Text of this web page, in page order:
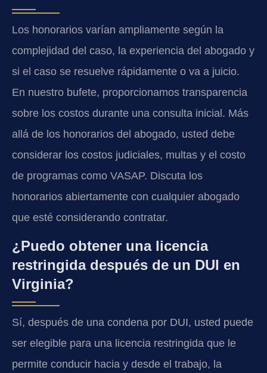
Los honorarios varían ampliamente según la
complejidad del caso, la experiencia del abogado y
si el caso se resuelve rápidamente o va a juicio.
En nuestro bufete, proporcionamos transparencia
sobre los costos durante una consulta inicial. Más
allá de los honorarios del abogado, usted debe
considerar los costos judiciales, multas y el costo
de programas como VASAP. Discuta los
honorarios abiertamente con cualquier abogado
que esté considerando contratar.
¿Puedo obtener una licencia
restringida después de un DUI en
Virginia?
Sí, después de una condena por DUI, usted puede
ser elegible para una licencia restringida que le
permite conducir hacia y desde el trabajo, la